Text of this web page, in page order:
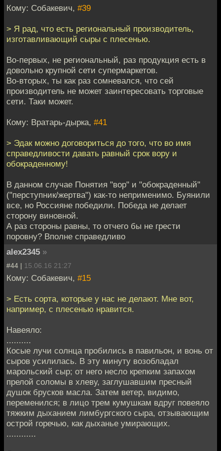
Кому: Собакевич, #39
> Я рад, что есть региональный производитель,
изготавливающий сыры с плесенью.
Во-первых, не региональный, раз продукция есть в
довольно крупной сети супермаркетов.
Во-вторых, ты как раз сомневался, что сей
производитель не может заинтересовать торговые
сети. Таки может.
Кому: Вратарь-дырка, #41
> Эдак можно договориться до того, что во имя
справедливости давать равный срок вору и
обокраденному!
В данном случае Понятия "вор" и "обокраденный"
("перступник/жертва") как-то неприменимо. Буянили
все, но Россияне победили. Победа не делает
сторону виновной.
А раз стороны равны, то отчего бы не грести
поровну? Вполне справедливо
alex2345 »
#44 | 15.06.16 21:27
Кому: Собакевич, #15
> Есть сорта, которые у нас не делают. Мне вот,
например, с плесенью нравится.
Навеяло:
..........
Косые лучи солнца пробились в павильон, и вонь от
сыров усилилась. В эту минуту возобладал
марольский сыр; от него несло крепким запахом
прелой соломы в хлеву, заглушавшим пресный
душок брусков масла. Затем ветер, видимо,
переменился; в лицо трем кумушкам вдруг повеяло
тяжким дыханием лимбургского сыра, отзывающим
острой горечью, как дыханье умирающих.
............